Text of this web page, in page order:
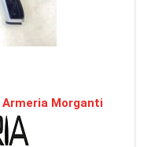
Armeria Morganti